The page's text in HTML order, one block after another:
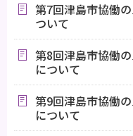
第7回津島市協働
ついて
第8回津島市協働
について
第9回津島市協働
について